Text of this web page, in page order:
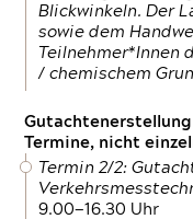
Blickwinkeln. Der
sowie dem
Teilnehmer*Innen
/ chemischem
Termine, nicht
Termin 2/2:
9.00—16.30 Uhr